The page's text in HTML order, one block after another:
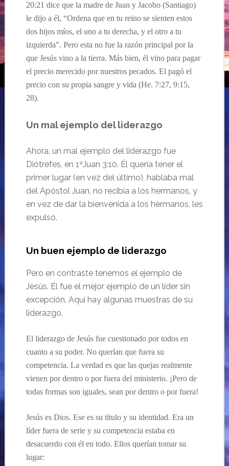
20:21 dice que la madre de Juan y Jacobo (Santiago)
le dijo a él, “Ordena que en tu reino se sienten estos
dos hijos míos, el uno a tu derecha, y el otro a tu
izquierda”. Pero esta no fue la razón principal por la
que Jesús vino a la tierra. Más bien, él vino para pagar
el precio merecido por nuestros pecados. El pagó el
precio con su propia sangre y vida (He. 7:27, 9:15,
28).
Un mal ejemplo del liderazgo
Ahora, un mal ejemplo del liderazgo fue
Diótrefes, en 1ªJuan 3:10. Él quería tener el
primer lugar (en vez del último), hablaba mal
del Apóstol Juan, no recibía a los hermanos, y
en vez de dar la bienvenida a los hermanos, les
expulsó.
Un buen ejemplo de liderazgo
Pero en contraste tenemos el ejemplo de
Jesús. Él fue el mejor ejemplo de un líder sin
excepción. Aquí hay algunas muestras de su
liderazgo.
El liderazgo de Jesús fue cuestionado por todos en
cuanto a su poder. No querían que fuera su
competencia. La verdad es que las quejas realmente
vienen por dentro o por fuera del ministerio. ¡Pero de
todas formas son iguales, sean por dentro o por fuera!
Jesús es Dios. Ese es su título y su identidad. Era un
líder fuera de serie y su competencia estaba en
desacuerdo con él en todo. Ellos querían tomar su
lugar: